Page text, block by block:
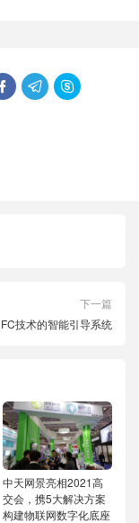
  
下一篇
技术的智能引导系统
中天网景亮相2021高
交会，携5大解决方案
构建物联网数字化底座